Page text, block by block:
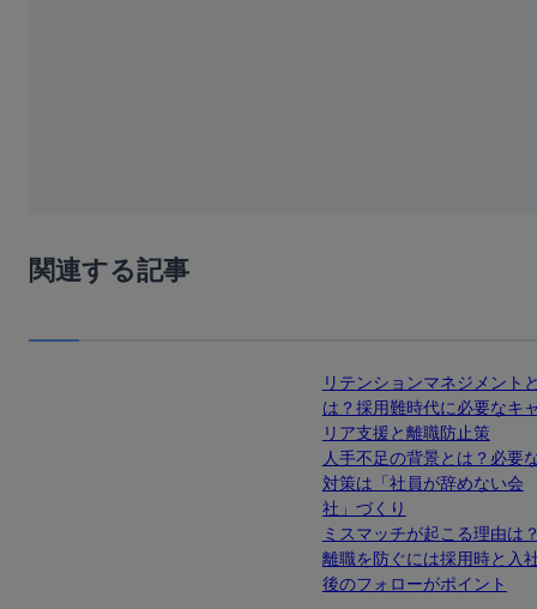
関連する記事
リテンションマネジメント
は？採用難時代に必要なキ
リア支援と離職防止策
人手不足の背景とは？必要
対策は「社員が辞めない会
社」づくり
ミスマッチが起こる理由は
離職を防ぐには採用時と入
後のフォローがポイント